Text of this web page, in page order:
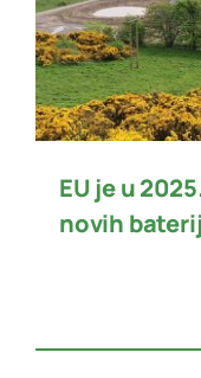
EU je u
novih